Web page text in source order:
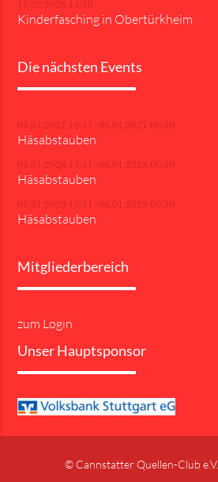
15.02.2026 14:30
Kinderfasching in Obertürkheim
Die nächsten Events
05.01.2027 19:11–06.01.2027 00:30
Häsabstauben
05.01.2028 19:11–06.01.2028 00:30
Häsabstauben
05.01.2029 19:11–06.01.2029 00:30
Häsabstauben
Mitgliederbereich
zum Login
Unser Hauptsponsor
© Cannstatter Quellen-Club e.V.